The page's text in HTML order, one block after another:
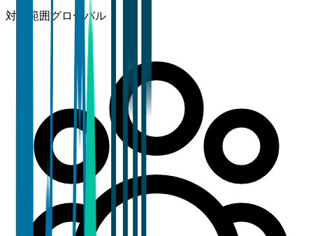
対象範囲 グローバル